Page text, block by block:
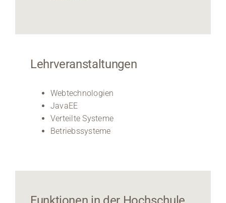
Lehrveranstaltungen
Webtechnologien
JavaEE
Verteilte Systeme
Betriebssysteme